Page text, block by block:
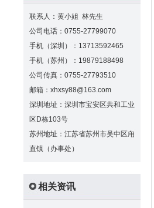
联系人：黄小姐 林先生
公司电话：0755-27799070
手机（深圳）：13713592465
手机（苏州）：19879188498
公司传真：0755-27793510
邮箱：xhxsy88@163.com
深圳地址：深圳市宝安区共和工业
区D栋103号
苏州地址：江苏省苏州市吴中区甪
直镇（办事处）
相关资讯